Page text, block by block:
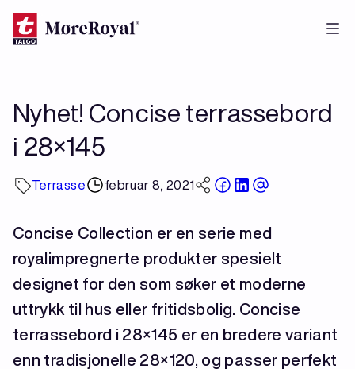
Hopp
Nyhet! Concise terrassebord
i 28×145
Terrasse februar 8, 2021
Concise Collection er en serie med
royalimpregnerte produkter spesielt
designet for den som søker et moderne
uttrykk til hus eller fritidsbolig. Concise
terrassebord i 28×145 er en bredere variant
enn tradisjonelle 28×120, og passer perfekt